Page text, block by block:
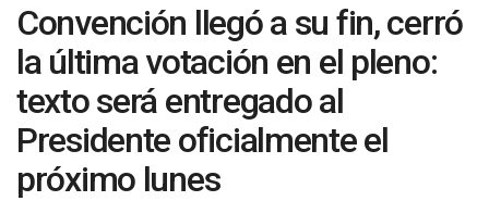
Convención llegó a su fin, cerró
la última votación en el pleno:
texto será entregado al
Presidente oficialmente el
próximo lunes